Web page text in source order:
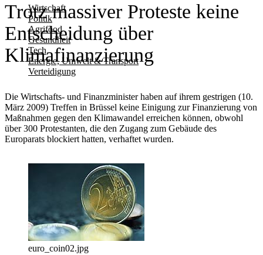
Wirtschaft
Politik
Agrifood
Gesundheit
Tech
Energie, Umwelt & Transport
Verteidigung
Trotz massiver Proteste keine
Entscheidung über
Klimafinanzierung
Die Wirtschafts- und Finanzminister haben auf ihrem gestrigen (10.
März 2009) Treffen in Brüssel keine Einigung zur Finanzierung von
Maßnahmen gegen den Klimawandel erreichen können, obwohl
über 300 Protestanten, die den Zugang zum Gebäude des
Europarats blockiert hatten, verhaftet wurden.
euro_coin02.jpg